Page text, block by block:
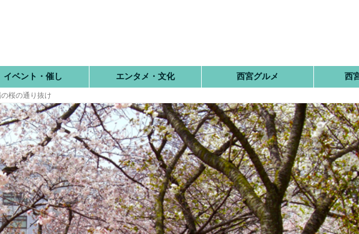
イベント・催し エンタメ・文化 西宮グルメ 西
桜の通り抜け